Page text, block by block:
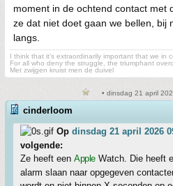
moment in de ochtend contact met
ze dat niet doet gaan we bellen, bij
langs.
I think that it’s extraordinarily important that we in
For all who deny the struggle, the triumphant
Met zwijgen kruist men de duivel
• dinsdag 21 april
cinderloom
Op dinsdag 21 april 2026
volgende:
Ze heeft een AppleWatch. Die heeft
alarm slaan naar opgegeven